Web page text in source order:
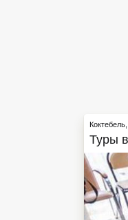
Коктебель
Туры в
Северный Гоа